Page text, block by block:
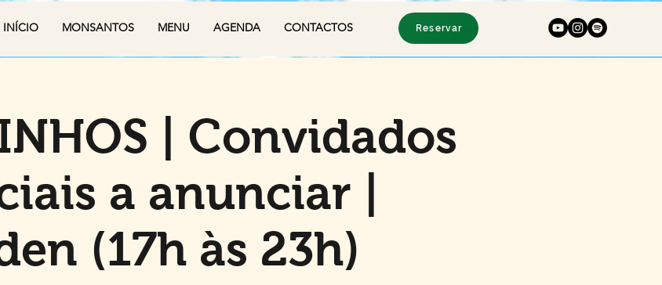
INÍCIO MONSANTOS MENU AGENDA CONTACTOS Reservar
| Convidados
a anunciar |
(17h às 23h)